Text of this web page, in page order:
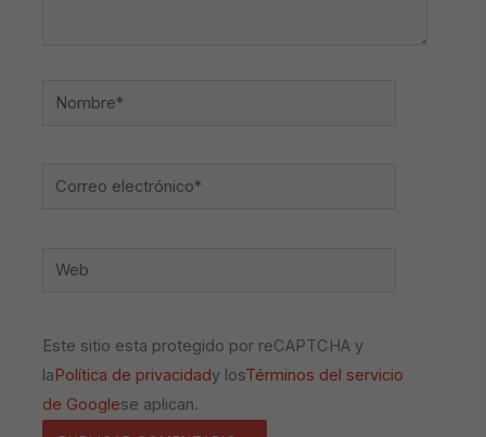
Nombre*
Correo
Web
Este sitio esta protegido por reCAPTCHA y
laPolítica de privacidady losTérminos del servicio
de Googlese aplican.